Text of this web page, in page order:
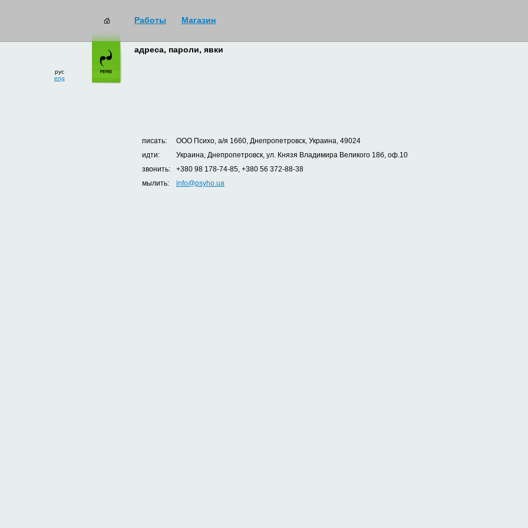
Работы Магазин
рус
eng
адреса, пароли, явки
писать:
ООО Психо, а/я 1660, Днепропетровск, Украина, 49024
идти:
Украина, Днепропетровск, ул. Князя Владимира Великого 18б, оф.10
звонить:
+380 98 178-74-85, +380 56 372-88-38
мылить:
info@psyho.ua